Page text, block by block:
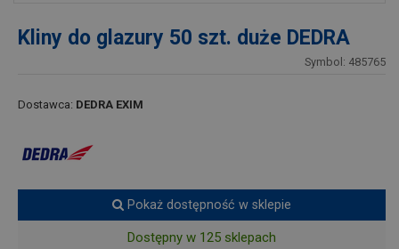
Kliny do glazury 50 szt. duże DEDRA
Symbol: 485765
Dostawca: DEDRA EXIM
Pokaż dostępność w sklepie
Dostępny w 125 sklepach